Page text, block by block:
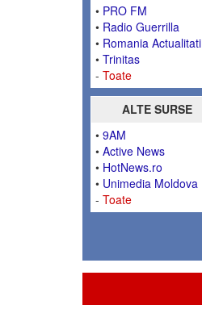
• PRO FM
• Radio Guerrilla
• Romania Actualitati
• Trinitas
- Toate
ALTE SURSE
• 9AM
• Active News
• HotNews.ro
• Unimedia Moldova
- Toate